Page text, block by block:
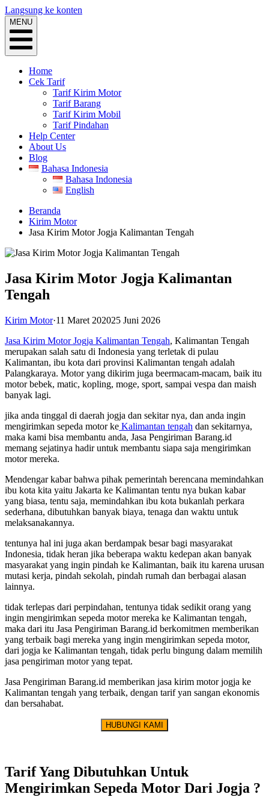
Langsung ke konten
MENU
Home
Cek Tarif
Tarif Kirim Motor
Tarif Barang
Tarif Kirim Mobil
Tarif Pindahan
Help Center
About Us
Blog
Bahasa Indonesia
Bahasa Indonesia
English
Beranda
Kirim Motor
Jasa Kirim Motor Jogja Kalimantan Tengah
Jasa Kirim Motor Jogja Kalimantan
Tengah
Kirim Motor·11 Maret 202025 Juni 2026
Jasa Kirim Motor Jogja Kalimantan Tengah, Kalimantan Tengah
merupakan salah satu di Indonesia yang terletak di pulau
Kalimantan, ibu kota dari provinsi Kalimantan tengah adalah
Palangkaraya. Motor yang dikirim juga beermacam-macam, baik itu
motor bebek, matic, kopling, moge, sport, sampai vespa dan maish
banyak lagi.
jika anda tinggal di daerah jogja dan sekitar nya, dan anda ingin
mengirimkan sepeda motor ke Kalimantan tengah dan sekitarnya,
maka kami bisa membantu anda, Jasa Pengiriman Barang.id
memang sejatinya hadir untuk membantu siapa saja mengirimkan
motor mereka.
Mendengar kabar bahwa pihak pemerintah berencana memindahkan
ibu kota kita yaitu Jakarta ke Kalimantan tentu nya bukan kabar
yang biasa, tentu saja, memindahkan ibu kota bukanlah perkara
sederhana, dibutuhkan banyak biaya, tenaga dan waktu untuk
melaksanakannya.
tentunya hal ini juga akan berdampak besar bagi masyarakat
Indonesia, tidak heran jika beberapa waktu kedepan akan banyak
masyarakat yang ingin pindah ke Kalimantan, baik itu karena urusan
mutasi kerja, pindah sekolah, pindah rumah dan berbagai alasan
lainnya.
tidak terlepas dari perpindahan, tentunya tidak sedikit orang yang
ingin mengirimkan sepeda motor mereka ke Kalimantan tengah,
maka dari itu Jasa Pengiriman Barang.id berkomitmen memberikan
yang terbaik bagi mereka yang ingin mengirimkan sepeda motor,
dari jogja ke Kalimantan tengah, tidak perlu bingung dalam memilih
jasa pengiriman motor yang tepat.
Jasa Pengiriman Barang.id memberikan jasa kirim motor jogja ke
Kalimantan tengah yang terbaik, dengan tarif yan sangan ekonomis
dan bersahabat.
HUBUNGI KAMI
Tarif Yang Dibutuhkan Untuk
Mengirimkan Sepeda Motor Dari Jogja ?